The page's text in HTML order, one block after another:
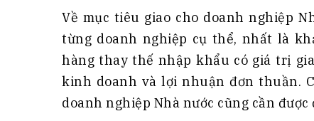
Về mục tiêu giao cho doanh nghiệp
từng doanh nghiệp cụ thể, nhất là
hàng thay thế nhập khẩu có giá trị
kinh doanh và lợi nhuận đơn thuần.
doanh nghiệp Nhà nước cũng cần